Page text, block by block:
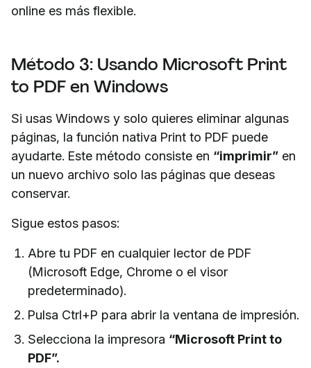
online es más flexible.
Método 3: Usando Microsoft Print
to PDF en Windows
Si usas Windows y solo quieres eliminar algunas
páginas, la función nativa Print to PDF puede
ayudarte. Este método consiste en “imprimir” en
un nuevo archivo solo las páginas que deseas
conservar.
Sigue estos pasos:
Abre tu PDF en cualquier lector de PDF
(Microsoft Edge, Chrome o el visor
predeterminado).
Pulsa Ctrl+P para abrir la ventana de impresión.
Selecciona la impresora “Microsoft Print to
PDF”.